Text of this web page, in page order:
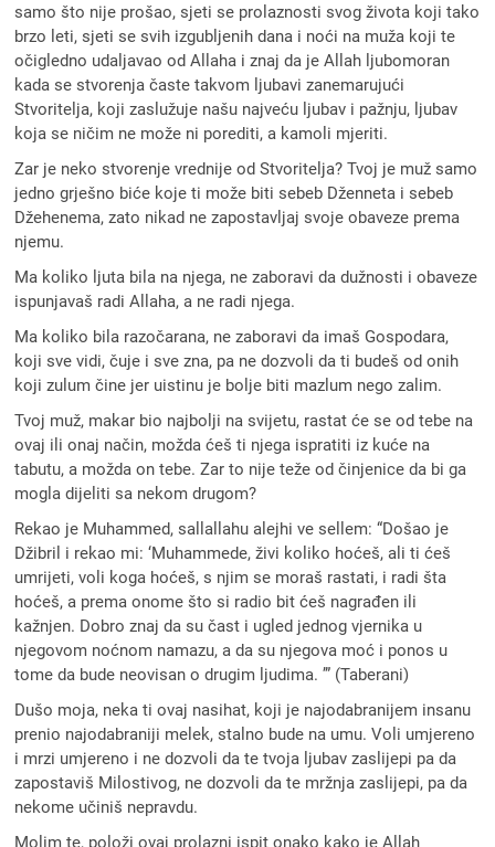
samo što nije prošao, sjeti se prolaznosti svog života koji tako
brzo leti, sjeti se svih izgubljenih dana i noći na muža koji te
očigledno udaljavao od Allaha i znaj da je Allah ljubomoran
kada se stvorenja časte takvom ljubavi zanemarujući
Stvoritelja, koji zaslužuje našu najveću ljubav i pažnju, ljubav
koja se ničim ne može ni porediti, a kamoli mjeriti.
Zar je neko stvorenje vrednije od Stvoritelja? Tvoj je muž samo
jedno grješno biće koje ti može biti sebeb Dženneta i sebeb
Džehenema, zato nikad ne zapostavljaj svoje obaveze prema
njemu.
Ma koliko ljuta bila na njega, ne zaboravi da dužnosti i obaveze
ispunjavaš radi Allaha, a ne radi njega.
Ma koliko bila razočarana, ne zaboravi da imaš Gospodara,
koji sve vidi, čuje i sve zna, pa ne dozvoli da ti budeš od onih
koji zulum čine jer uistinu je bolje biti mazlum nego zalim.
Tvoj muž, makar bio najbolji na svijetu, rastat će se od tebe na
ovaj ili onaj način, možda ćeš ti njega ispratiti iz kuće na
tabutu, a možda on tebe. Zar to nije teže od činjenice da bi ga
mogla dijeliti sa nekom drugom?
Rekao je Muhammed, sallallahu alejhi ve sellem: “Došao je
Džibril i rekao mi: ‘Muhammede, živi koliko hoćeš, ali ti ćeš
umrijeti, voli koga hoćeš, s njim se moraš rastati, i radi šta
hoćeš, a prema onome što si radio bit ćeš nagrađen ili
kažnjen. Dobro znaj da su čast i ugled jednog vjernika u
njegovom noćnom namazu, a da su njegova moć i ponos u
tome da bude neovisan o drugim ljudima. ’” (Taberani)
Dušo moja, neka ti ovaj nasihat, koji je najodabranijem insanu
prenio najodabraniji melek, stalno bude na umu. Voli umjereno
i mrzi umjereno i ne dozvoli da te tvoja ljubav zaslijepi pa da
zapostaviš Milostivog, ne dozvoli da te mržnja zaslijepi, pa da
nekome učiniš nepravdu.
Molim te, položi ovaj prolazni ispit onako kako je Allah